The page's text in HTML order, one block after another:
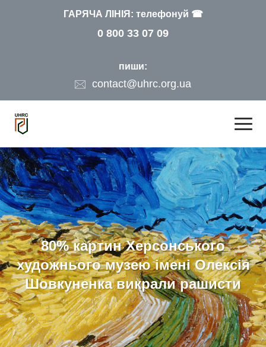
ГАРЯЧА ЛІНІЯ: телефонуй ☎
0 800 33 07 09
пиши:
contact@uhrc.org.ua
80% картин Херсонського
художнього музею імені Олексія
Шовкуненка викрали рашисти